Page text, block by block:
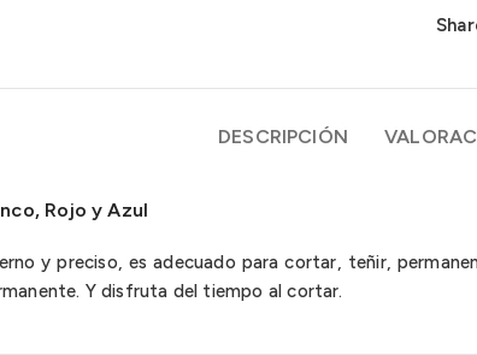
DESCRIPCIÓN
Rojo y Azul
y preciso, es adecuado para cortar, teñir,
Y disfruta del tiempo al cortar.